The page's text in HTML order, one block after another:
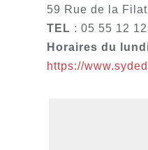
59 Rue de la
TEL : 05 55 12
Horaires du
https://